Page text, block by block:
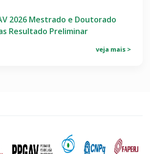
2026 Mestrado e Doutorado
Resultado Preliminar
veja mais >